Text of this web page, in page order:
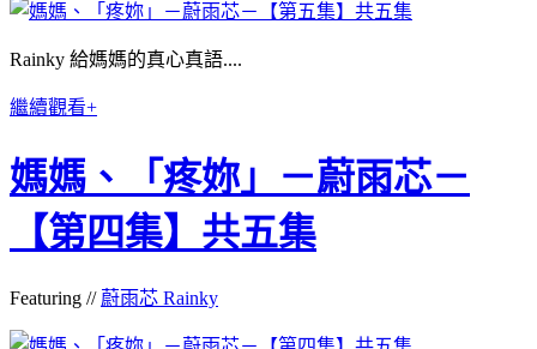
Rainky 給媽媽的真心真語....
繼續觀看+
媽媽、「疼妳」－蔚雨芯－
【第四集】共五集
Featuring // 蔚雨芯 Rainky